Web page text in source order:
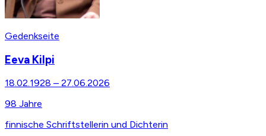
Gedenkseite
Eeva Kilpi
18.02.1928 – 27.06.2026
98 Jahre
finnische Schriftstellerin und Dichterin